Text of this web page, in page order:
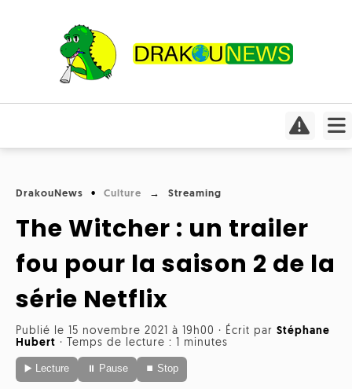
Actualités
Divers
International
Météo
ONG
Culture
vidéo
Livres
Mangas
Musique
Focus
Humeurs
Interviews
Médias
Radio
DrakouNews Culture Streaming
The Witcher : un trailer
fou pour la saison 2 de la
série Netflix
Publié le 15 novembre 2021 à 19h00 · Écrit par Stéphane
Hubert · Temps de lecture : 1 minutes
▶️ Lecture ⏸ Pause ⏹ Stop